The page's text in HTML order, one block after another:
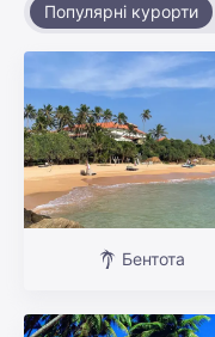
Популярні курорти
Бентота